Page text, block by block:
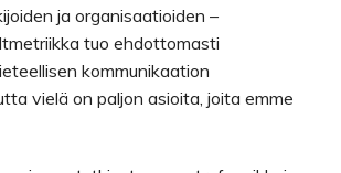
ja organisaatioiden –
tuo ehdottomasti
kommunikaation
vielä on paljon asioita, joita emme